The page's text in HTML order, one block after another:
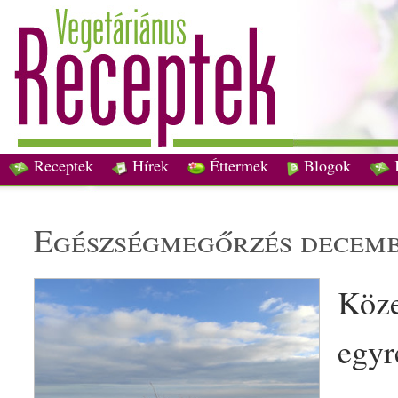
Receptek Hírek Éttermek Blogok
egészségmegőrzés